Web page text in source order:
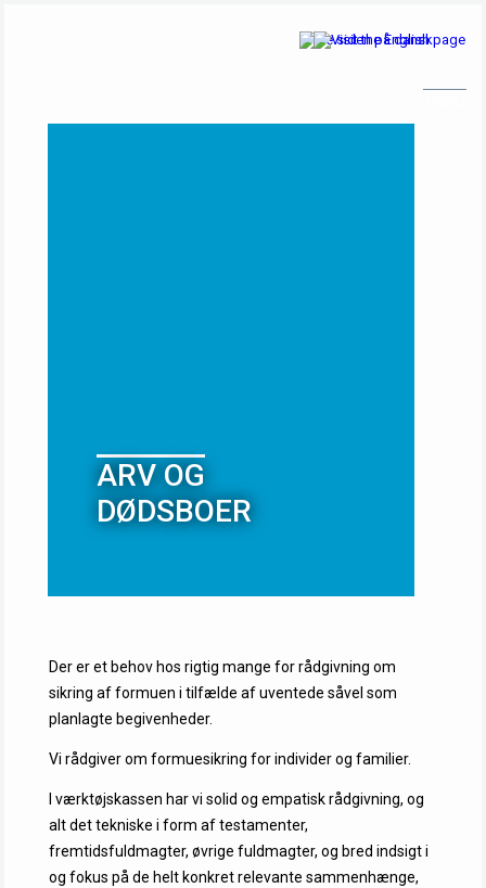
ARV OG
DØDSBOER
Der er et behov hos rigtig mange for rådgivning om
sikring af formuen i tilfælde af uventede såvel som
planlagte begivenheder.
Vi rådgiver om formuesikring for individer og familier.
I værktøjskassen har vi solid og empatisk rådgivning, og
alt det tekniske i form af testamenter,
fremtidsfuldmagter, øvrige fuldmagter, og bred indsigt i
og fokus på de helt konkret relevante sammenhænge,